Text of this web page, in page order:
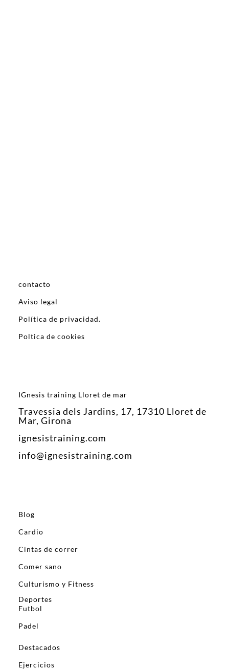
contacto
Aviso legal
Política de privacidad.
Poltica de cookies
IGnesis training Lloret de mar
Travessia dels Jardins, 17, 17310 Lloret de
Mar, Girona
ignesistraining.com
info@ignesistraining.com
Blog
Cardio
Cintas de correr
Comer sano
Culturismo y Fitness
Deportes
Futbol
Padel
Destacados
Ejercicios